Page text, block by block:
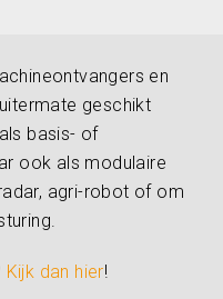
en
geschikt
basis- of
ook als modulaire
agri-robot of om
Kijk dan hier!